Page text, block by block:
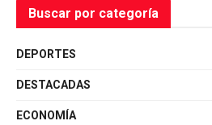
Buscar por categoría
DEPORTES
DESTACADAS
ECONOMÍA